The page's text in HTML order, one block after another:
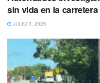
del Carmen, Quintana
sin vida en la
JULIO 3, 2026